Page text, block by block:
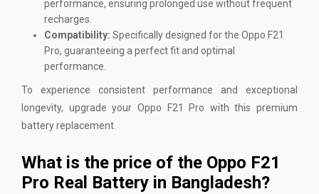
performance, ensuring prolonged use without frequent
recharges.
Compatibility: Specifically designed for the Oppo F21
Pro, guaranteeing a perfect fit and optimal
performance.
To experience consistent performance and exceptional
longevity, upgrade your Oppo F21 Pro with this premium
battery replacement.
What is the price of the Oppo F21
Pro Real Battery in Bangladesh?